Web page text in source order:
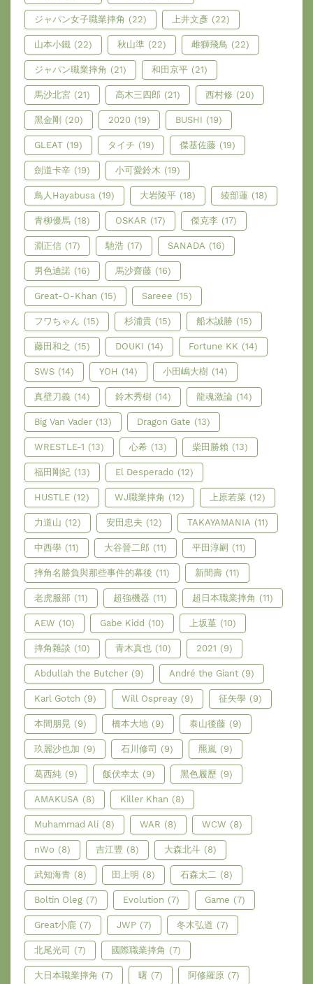
ジャパン女子職業摔角 (22) 上井文彥 (22)
山本小鐵 (22) 秋山準 (22) 雌獅飛鳥 (22)
ジャパン職業摔角 (21) 和田京平 (21)
馬沙北宮 (21) 高木三四郎 (21) 西村修 (20)
黑金剛 (20) 2020 (19) BUSHI (19)
GLEAT (19) タイチ (19) 傑基佐藤 (19)
劍道卡辛 (19) 小可愛鈴木 (19)
鳥人Hayabusa (19) 大岩陵平 (18) 綾部蓮 (18)
青柳優馬 (18) OSKAR (17) 傑克李 (17)
淵正信 (17) 馳浩 (17) SANADA (16)
男色迪諾 (16) 馬沙齋藤 (16)
Great-O-Khan (15) Sareee (15)
フワちゃん (15) 杉浦貴 (15) 船木誠勝 (15)
藤田和之 (15) DOUKI (14) Fortune KK (14)
SWS (14) YOH (14) 小田嶋大樹 (14)
真壁刀義 (14) 鈴木秀樹 (14) 龍魂激論 (14)
Big Van Vader (13) Dragon Gate (13)
WRESTLE-1 (13) 心希 (13) 柴田勝賴 (13)
福田剛紀 (13) El Desperado (12)
HUSTLE (12) WJ職業摔角 (12) 上原若菜 (12)
力道山 (12) 安田忠夫 (12) TAKAYAMANIA (11)
中西學 (11) 大谷晉二郎 (11) 平田淳嗣 (11)
摔角名勝負與那些事件的幕後 (11) 新間壽 (11)
老虎服部 (11) 超強機器 (11) 超日本職業摔角 (11)
AEW (10) Gabe Kidd (10) 上坂堇 (10)
摔角雜談 (10) 青木真也 (10) 2021 (9)
Abdullah the Butcher (9) André the Giant (9)
Karl Gotch (9) Will Ospreay (9) 征矢學 (9)
本間朋晃 (9) 橋本大地 (9) 泰山後藤 (9)
玖麗沙也加 (9) 石川修司 (9) 羆嵐 (9)
葛西純 (9) 飯伏幸太 (9) 黑色履歷 (9)
AMAKUSA (8) Killer Khan (8)
Muhammad Ali (8) WAR (8) WCW (8)
nWo (8) 吉江豐 (8) 大森北斗 (8)
武知海青 (8) 田上明 (8) 石森太二 (8)
Boltin Oleg (7) Evolution (7) Game (7)
Great小鹿 (7) JWP (7) 冬木弘道 (7)
北尾光司 (7) 國際職業摔角 (7)
大日本職業摔角 (7) 曙 (7) 阿修羅原 (7)